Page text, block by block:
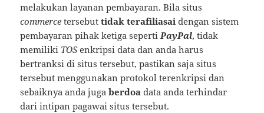
melakukan layanan pembayaran. Bila situs
commerce tersebuttidak terafiliasai dengan sistem
pembayaran pihak ketiga sepertiPayPal, tidak
memiliki TOSenkripsi data dan anda harus
bertranksi di situs tersebut, pastikan saja situs
tersebut menggunakan protokol terenkripsi dan
sebaiknya anda jugaberdoa data anda terhindar
dari intipan pagawai situs tersebut.